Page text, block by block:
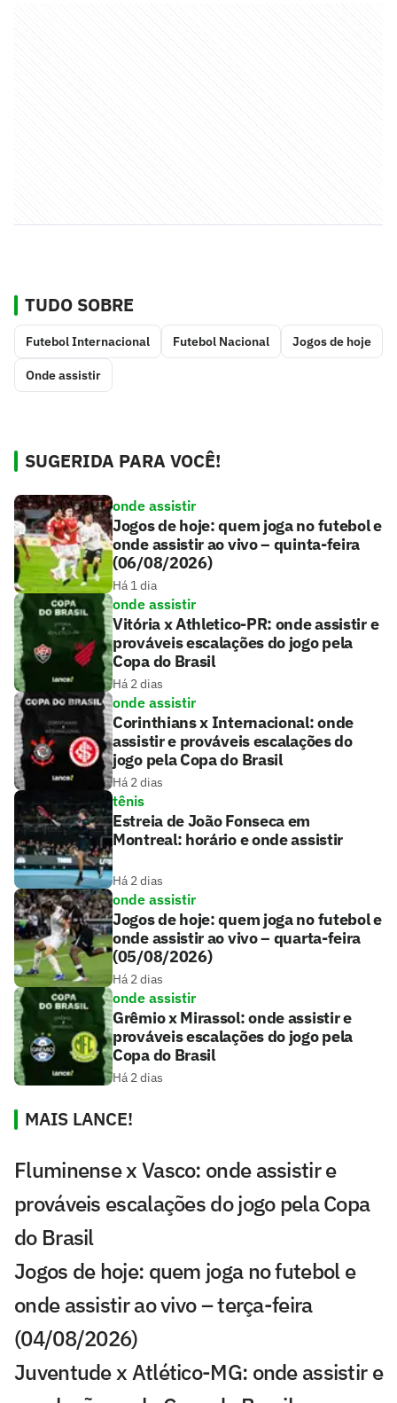
TUDO SOBRE
Futebol Internacional Futebol Nacional Jogos de hoje
Onde assistir
SUGERIDA PARA VOCÊ!
onde assistir
Jogos de hoje: quem joga no futebol e
onde assistir ao vivo – quinta-feira
(06/08/2026)
Há 1 dia
onde assistir
Vitória x Athletico-PR: onde assistir e
prováveis escalações do jogo pela
Copa do Brasil
Há 2 dias
onde assistir
Corinthians x Internacional: onde
assistir e prováveis escalações do
jogo pela Copa do Brasil
Há 2 dias
tênis
Estreia de João Fonseca em
Montreal: horário e onde assistir
Há 2 dias
onde assistir
Jogos de hoje: quem joga no futebol e
onde assistir ao vivo – quarta-feira
(05/08/2026)
Há 2 dias
onde assistir
Grêmio x Mirassol: onde assistir e
prováveis escalações do jogo pela
Copa do Brasil
Há 2 dias
MAIS LANCE!
Fluminense x Vasco: onde assistir e
prováveis escalações do jogo pela Copa
do Brasil
Jogos de hoje: quem joga no futebol e
onde assistir ao vivo – terça-feira
(04/08/2026)
Juventude x Atlético-MG: onde assistir e